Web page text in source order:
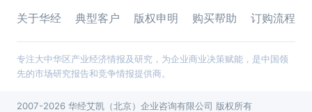
关于华经 典型客户 版权申明 购买帮助 订购流程
专注大中华区产业经济情报及研究，为企业商业决策赋能，是中国领
先的市场研究报告和竞争情报提供商。
2007-2026 华经艾凯（北京）企业咨询有限公司 版权所有